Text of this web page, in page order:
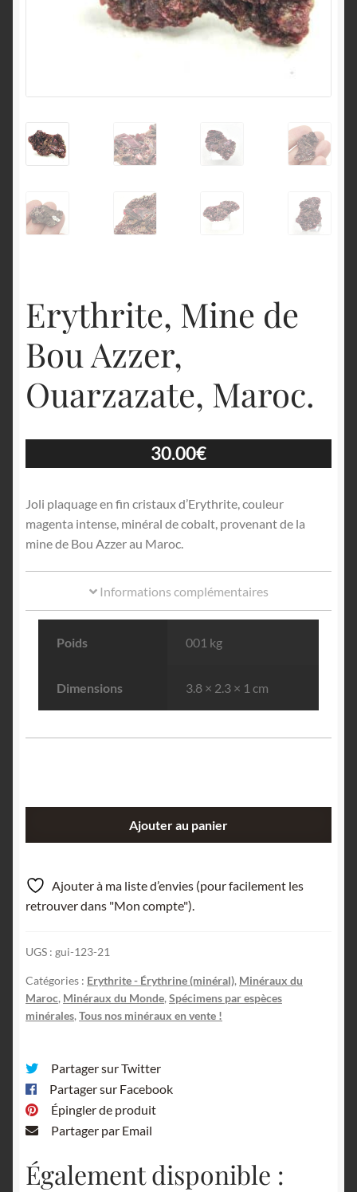
Erythrite, Mine de
Bou Azzer,
Ouarzazate, Maroc.
30.00€
Joli plaquage en fin cristaux d’Erythrite, couleur
magenta intense, minéral de cobalt, provenant de la
mine de Bou Azzer au Maroc.
Informations complémentaires
Poids 001 kg
Dimensions 3.8 × 2.3 × 1 cm
Mine
de
Bou
Ouarzazate,
Maroc.
Ajouter au panier
Ajouter à ma liste d’envies (pour facilement les
retrouver dans "Mon compte").
UGS : gui-123-21
Catégories : Erythrite - Érythrine (minéral), Minéraux du
Maroc, Minéraux du Monde,Spécimens par espèces
minérales,Tous nos minéraux en vente !
Partager sur Twitter
Partager sur Facebook
Épingler de produit
Partager par Email
Également disponible :